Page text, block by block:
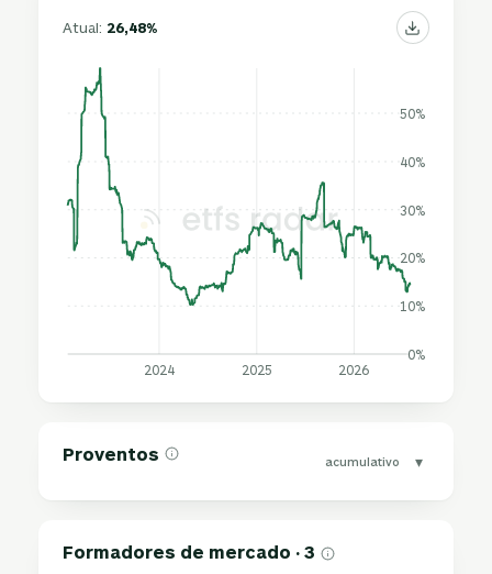
Atual: 26,48%
0%
10%
20%
30%
40%
50%
2024 2025 2026
Proventos acumulativo ▾
Formadores de mercado · 3